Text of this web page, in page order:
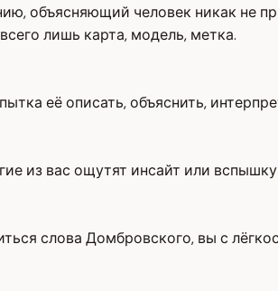
объясняющий человек никак не
лишь карта, модель, метка.
её описать, объяснить,
из вас ощутят инсайт или
слова Домбровского, вы с